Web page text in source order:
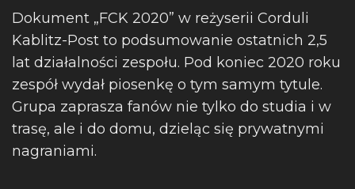
Dokument „FCK 2020” w reżyserii Corduli
Kablitz-Post to podsumowanie ostatnich 2,5
lat działalności zespołu. Pod koniec 2020 roku
zespół wydał piosenkę o tym samym tytule.
Grupa zaprasza fanów nie tylko do studia i w
trasę, ale i do domu, dzieląc się prywatnymi
nagraniami.